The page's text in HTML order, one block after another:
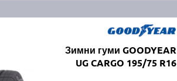
Зимни гуми GOODYEAR
UG CARGO 195/75 R16